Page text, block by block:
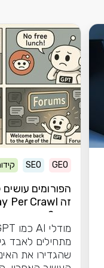
GEO
SEO
הפורומים
מזה?
מתחילים לאבד
שהגדירו את